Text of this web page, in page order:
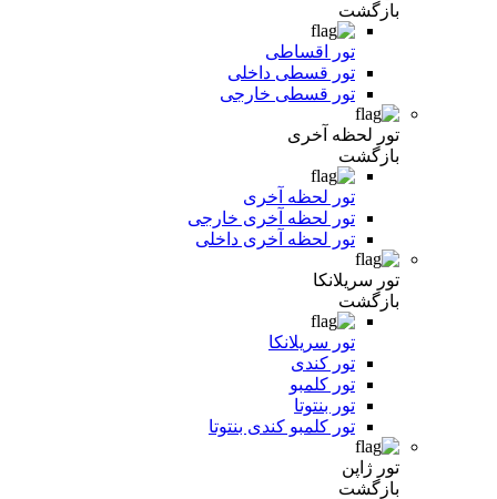
بازگشت
تور اقساطی
تور قسطی داخلی
تور قسطی خارجی
تور لحظه آخری
بازگشت
تور لحظه آخری
تور لحظه آخری خارجی
تور لحظه آخری داخلی
تور سریلانکا
بازگشت
تور سریلانکا
تور کندی
تور کلمبو
تور بنتوتا
تور کلمبو کندی بنتوتا
تور ژاپن
بازگشت